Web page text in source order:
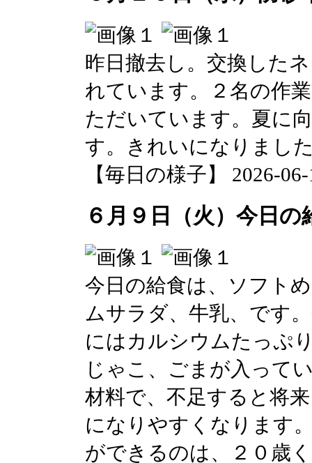
昨日撤去し。交換した
れています。２名の作
ただいています。夏に
す。きれいになりまし
【毎日の様子】 2026-
６月９日（火）今日の
今日の給食は、ソフト
ムサラダ、牛乳、です
にはカルシウムたっぷ
じゃこ、ごまが入って
材料で、不足すると将
になりやすくなります
ができるのは、２０歳